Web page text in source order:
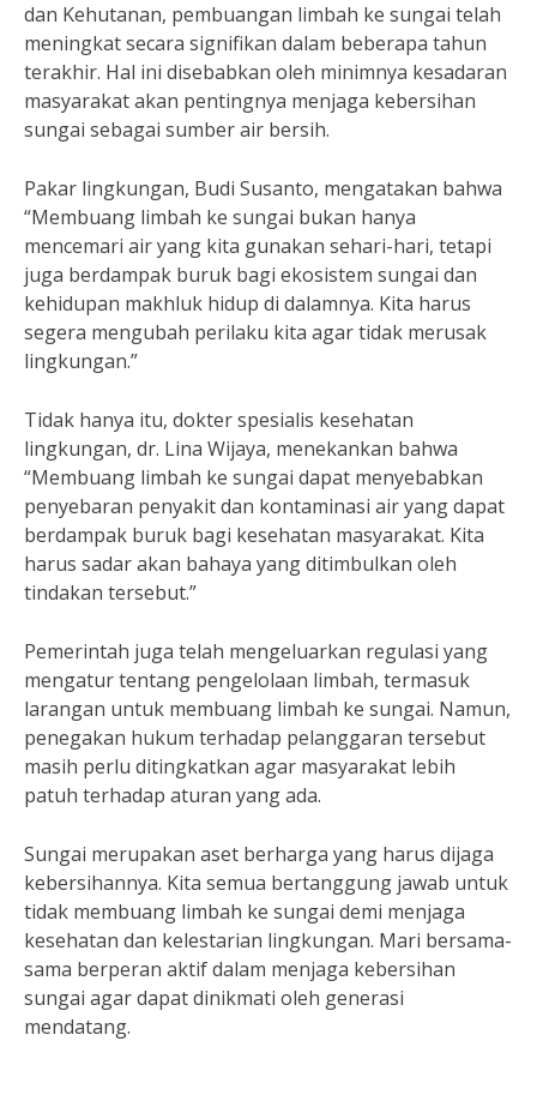
dan Kehutanan, pembuangan limbah ke sungai telah
meningkat secara signifikan dalam beberapa tahun
terakhir. Hal ini disebabkan oleh minimnya kesadaran
masyarakat akan pentingnya menjaga kebersihan
sungai sebagai sumber air bersih.
Pakar lingkungan, Budi Susanto, mengatakan bahwa
“Membuang limbah ke sungai bukan hanya
mencemari air yang kita gunakan sehari-hari, tetapi
juga berdampak buruk bagi ekosistem sungai dan
kehidupan makhluk hidup di dalamnya. Kita harus
segera mengubah perilaku kita agar tidak merusak
lingkungan.”
Tidak hanya itu, dokter spesialis kesehatan
lingkungan, dr. Lina Wijaya, menekankan bahwa
“Membuang limbah ke sungai dapat menyebabkan
penyebaran penyakit dan kontaminasi air yang dapat
berdampak buruk bagi kesehatan masyarakat. Kita
harus sadar akan bahaya yang ditimbulkan oleh
tindakan tersebut.”
Pemerintah juga telah mengeluarkan regulasi yang
mengatur tentang pengelolaan limbah, termasuk
larangan untuk membuang limbah ke sungai. Namun,
penegakan hukum terhadap pelanggaran tersebut
masih perlu ditingkatkan agar masyarakat lebih
patuh terhadap aturan yang ada.
Sungai merupakan aset berharga yang harus dijaga
kebersihannya. Kita semua bertanggung jawab untuk
tidak membuang limbah ke sungai demi menjaga
kesehatan dan kelestarian lingkungan. Mari bersama-
sama berperan aktif dalam menjaga kebersihan
sungai agar dapat dinikmati oleh generasi
mendatang.